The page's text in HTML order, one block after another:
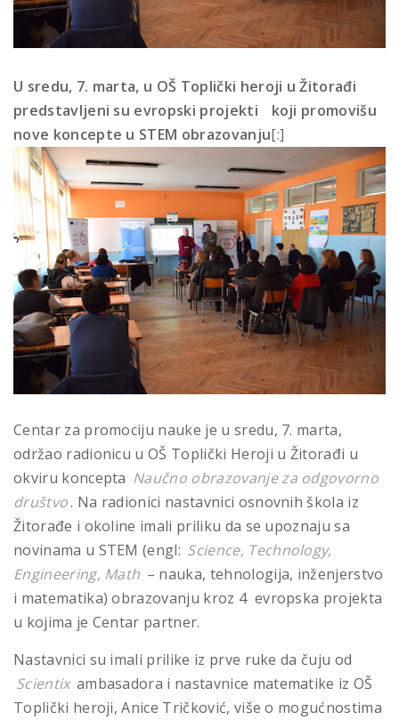
U sredu, 7. marta, u OŠ Toplički heroji u Žitorađi
predstavljeni su evropski projekti
koji promovišu
nove koncepte u STEM obrazovanju[:]
Centar za promociju nauke je u sredu, 7. marta,
održao radionicu u OŠ Toplički Heroji u Žitorađi u
okviru koncepta Naučno obrazovanje za odgovorno
društvo. Na radionici nastavnici osnovnih škola iz
Žitorađe i okoline imali priliku da se upoznaju sa
novinama u STEM (engl: Science, Technology,
Engineering, Math – nauka, tehnologija, inženjerstvo
i matematika) obrazovanju kroz 4 evropska projekta
u kojima je Centar partner.
Nastavnici su imali prilike iz prve ruke da čuju od
Scientix ambasadora i nastavnice matematike iz OŠ
Toplički heroji, Anice Tričković, više o mogućnostima